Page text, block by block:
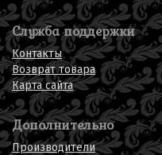
Служба поддержки
Контакты
Возврат товара
Карта сайта
Дополнительно
Производители